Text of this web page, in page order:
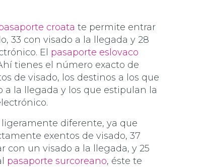
croata te permite entrar
33 con visado a la llegada y 28
El pasaporte eslovaco
tienes el número exacto de
de visado, los destinos a los que
a la llegada y los que estipulan la
ligeramente diferente, ya que
exentos de visado, 37
con un visado a la llegada, y 25
pasaporte surcoreano, éste te